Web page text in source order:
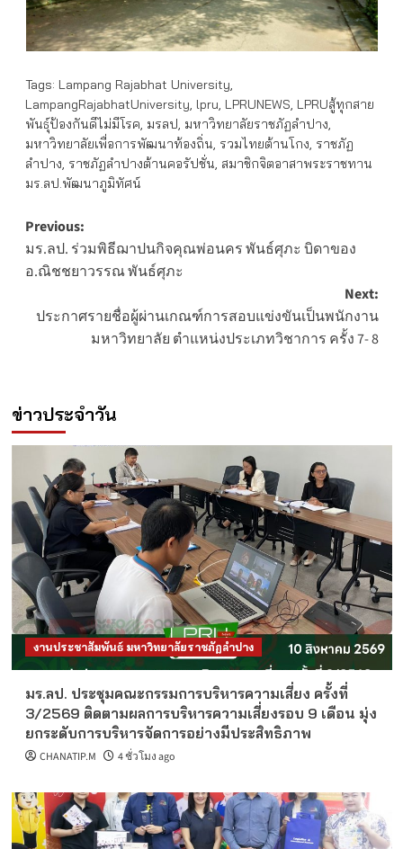
Tags: Lampang Rajabhat University,
LampangRajabhatUniversity, lpru, LPRUNEWS, LPRUสู้ทุกสาย
พันธุ์ป้องกันดีไม่มีโรค, มรลป, มหาวิทยาลัยราชภัฏลำปาง,
มหาวิทยาลัยเพื่อการพัฒนาท้องถิ่น, รวมไทยต้านโกง, ราชภัฏ
ลำปาง, ราชภัฏลำปางต้านคอรัปชั่น, สมาชิกจิตอาสาพระราชทาน
มร.ลป.พัฒนาภูมิทัศน์
Post
navigation
Previous:
มร.ลป. ร่วมพิธีฌาปนกิจคุณพ่อนคร พันธ์ศุภะ บิดาของ
อ.ณิชชยาวรรณ พันธ์ศุภะ
Next:
ประกาศรายชื่อผู้ผ่านเกณฑ์การสอบแข่งขันเป็นพนักงาน
มหาวิทยาลัย ตำแหน่งประเภทวิชาการ ครั้ง 7- 8
ข่าวประจำวัน
งานประชาสัมพันธ์ มหาวิทยาลัยราชภัฏลำปาง
มร.ลป. ประชุมคณะกรรมการบริหารความเสี่ยง ครั้งที่
3/2569 ติดตามผลการบริหารความเสี่ยงรอบ 9 เดือน มุ่ง
ยกระดับการบริหารจัดการอย่างมีประสิทธิภาพ
CHANATIP.M 4 ชั่วโมง ago